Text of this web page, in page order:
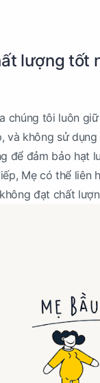
lượng tốt
chúng tôi luôn
và không sử
để đảm bảo hạt
Mẹ có thể liên
đạt chất